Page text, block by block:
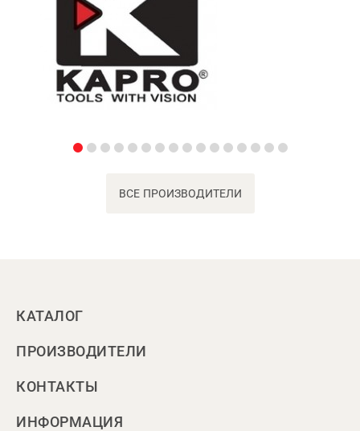
ВСЕ ПРОИЗВОДИТЕЛИ
КАТАЛОГ
ПРОИЗВОДИТЕЛИ
КОНТАКТЫ
ИНФОРМАЦИЯ